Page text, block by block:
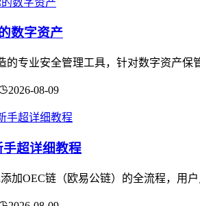
数字资产
的专业安全管理工具，针对数字资产
2026-08-09
超详细教程
加OEC链（欧易公链）的全流程，用